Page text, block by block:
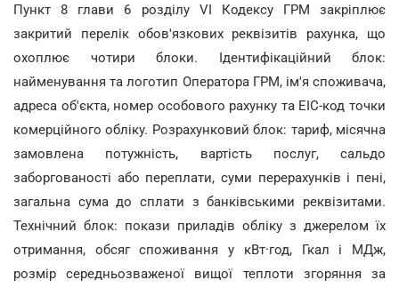
Пункт 8 глави 6 розділу VI Кодексу ГРМ закріплює
закритий перелік обов'язкових реквізитів рахунка, що
охоплює чотири блоки. Ідентифікаційний блок:
найменування та логотип Оператора ГРМ, ім'я споживача,
адреса об'єкта, номер особового рахунку та ЕІС-код точки
комерційного обліку. Розрахунковий блок: тариф, місячна
замовлена потужність, вартість послуг, сальдо
заборгованості або переплати, суми перерахунків і пені,
загальна сума до сплати з банківськими реквізитами.
Технічний блок: покази приладів обліку з джерелом їх
отримання, обсяг споживання у кВт·год, Гкал і МДж,
розмір середньозваженої вищої теплоти згоряння за